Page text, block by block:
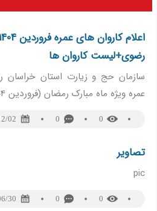
رضوی+لیست کاروان ها
سازمان حج و زیارت استان خراسان
عمره ویژه ماه مبارک رمضان (فروردین 1404) را آغاز کرده است.
0
0
02
تصاویر
pic
0
0
30